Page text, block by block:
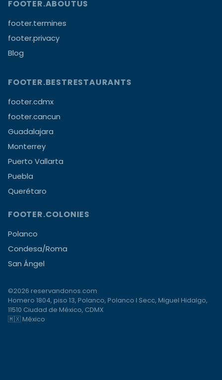
FOOTER.ABOUTUS
footer.termines
footer.privacy
Blog
FOOTER.BESTRESTAURANTS
footer.cdmx
footer.cancun
Guadalajara
Monterrey
Puerto Vallarta
Puebla
Querétaro
FOOTER.COLONIES
Polanco
Condesa/Roma
San Ángel
©2026 reservandonos.com
Homero 1804, piso 13, Polanco, Polanco I Secc, Miguel Hidalgo,
11510 Ciudad de México, CDMX
🇲🇽 México